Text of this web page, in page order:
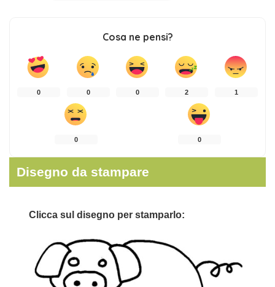
Cosa ne pensi?
0 0 0 2 1
0 0
Disegno da stampare
Clicca sul disegno per stamparlo: